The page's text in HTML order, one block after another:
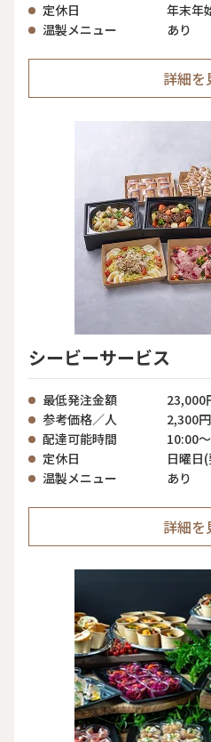
定休日
年末年
温製メニュー
あり
詳細を
シービーサービス
最低発注金額
23,000
参考価格／人
2,300
配達可能時間
10:00
定休日
日曜日
温製メニュー
あり
詳細を